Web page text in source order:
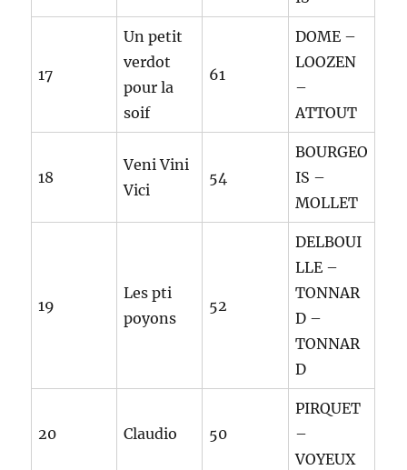
17
Un petit
verdot
pour la
soif
61
DOME –
LOOZEN
–
ATTOUT
18
Veni Vini
Vici
54
BOURGEO
IS –
MOLLET
19
Les pti
poyons
52
DELBOUI
LLE –
TONNAR
D –
TONNAR
D
20 Claudio 50
PIRQUET
–
VOYEUX